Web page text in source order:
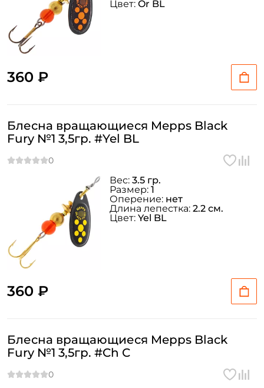
360 ₽
Цвет: Or BL
Блесна вращающиеся Mepps Black
Fury №1 3,5гр. #Yel BL
360 ₽
Вес: 3.5 гр.
Размер: 1
Оперение: нет
Длина лепестка: 2.2 см.
Цвет: Yel BL
Блесна вращающиеся Mepps Black
Fury №1 3,5гр. #Ch C
Номер телефона: *
Придумайте пароль: *
Повторите пароль: *
Заполняя данную форму вы соглашаетесь на обработку
персональных данных
У меня уже есть аккаунт